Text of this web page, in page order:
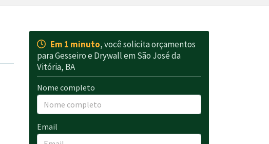
Em 1 minuto, você solicita orçamentos
para Gesseiro e Drywall em São José da
Vitória, BA
Nome completo
Email